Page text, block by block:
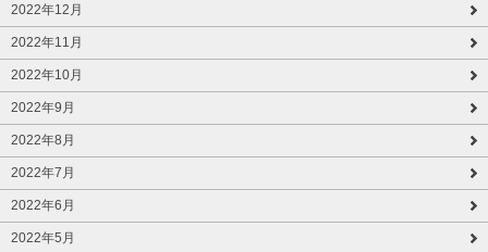
2022年12月
2022年11月
2022年10月
2022年9月
2022年8月
2022年7月
2022年6月
2022年5月